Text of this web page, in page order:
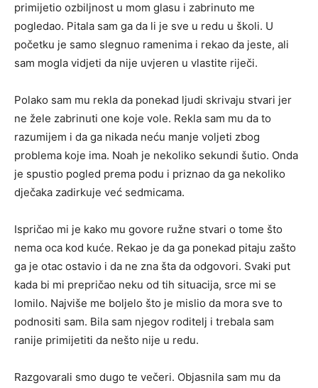
primijetio ozbiljnost u mom glasu i zabrinuto me
pogledao. Pitala sam ga da li je sve u redu u školi. U
početku je samo slegnuo ramenima i rekao da jeste, ali
sam mogla vidjeti da nije uvjeren u vlastite riječi.
Polako sam mu rekla da ponekad ljudi skrivaju stvari jer
ne žele zabrinuti one koje vole. Rekla sam mu da to
razumijem i da ga nikada neću manje voljeti zbog
problema koje ima. Noah je nekoliko sekundi šutio. Onda
je spustio pogled prema podu i priznao da ga nekoliko
dječaka zadirkuje već sedmicama.
Ispričao mi je kako mu govore ružne stvari o tome što
nema oca kod kuće. Rekao je da ga ponekad pitaju zašto
ga je otac ostavio i da ne zna šta da odgovori. Svaki put
kada bi mi prepričao neku od tih situacija, srce mi se
lomilo. Najviše me boljelo što je mislio da mora sve to
podnositi sam. Bila sam njegov roditelj i trebala sam
ranije primijetiti da nešto nije u redu.
Razgovarali smo dugo te večeri. Objasnila sam mu da